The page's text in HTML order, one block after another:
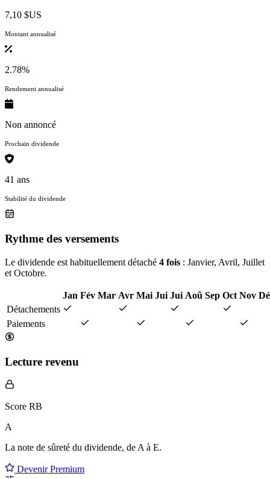
7,10 $US
Montant annualisé
2.78%
Rendement annualisé
Non annoncé
Prochain dividende
41 ans
Stabilité du dividende
Rythme des versements
Le dividende est habituellement détaché 4 fois : Janvier, Avril, Juillet
et Octobre.
Jan Fév Mar Avr Mai Jui Jui Aoû Sep Oct Nov
Détachements
Paiements
Lecture revenu
Score RB
A
La note de sûreté du dividende, de A à E.
Devenir Premium